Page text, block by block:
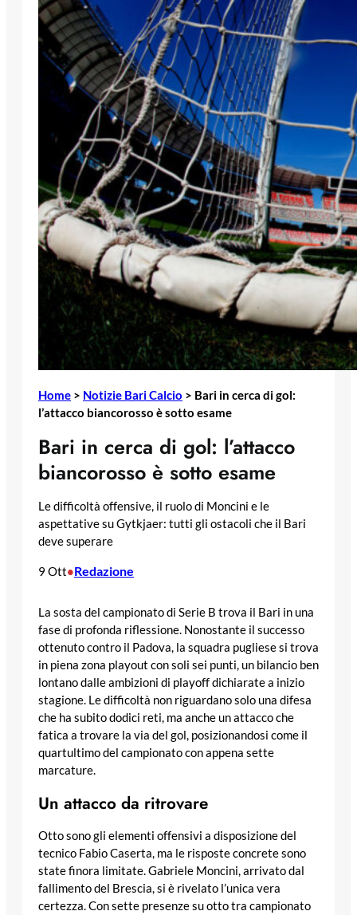
Home > Notizie Bari Calcio > Bari in cerca di gol:
l’attacco biancorosso è sotto esame
Bari in cerca di gol: l’attacco
biancorosso è sotto esame
Le difficoltà offensive, il ruolo di Moncini e le
aspettative su Gytkjaer: tutti gli ostacoli che il Bari
deve superare
9 Ott•Redazione
La sosta del campionato di Serie B trova il Bari in una
fase di profonda riflessione. Nonostante il successo
ottenuto contro il Padova, la squadra pugliese si trova
in piena zona playout con soli sei punti, un bilancio ben
lontano dalle ambizioni di playoff dichiarate a inizio
stagione. Le difficoltà non riguardano solo una difesa
che ha subito dodici reti, ma anche un attacco che
fatica a trovare la via del gol, posizionandosi come il
quartultimo del campionato con appena sette
marcature.
Un attacco da ritrovare
Otto sono gli elementi offensivi a disposizione del
tecnico Fabio Caserta, ma le risposte concrete sono
state finora limitate. Gabriele Moncini, arrivato dal
fallimento del Brescia, si è rivelato l’unica vera
certezza. Con sette presenze su otto tra campionato